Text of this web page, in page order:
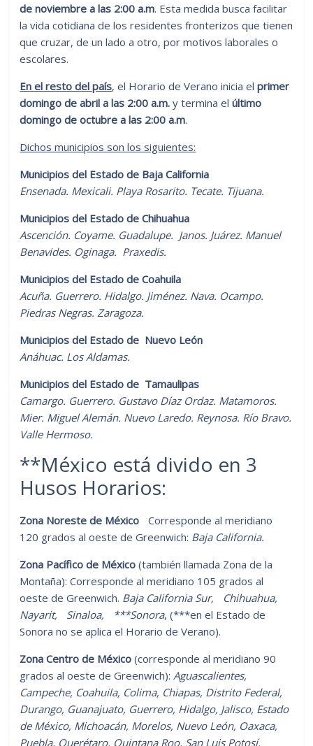
de noviembre a las 2:00 a.m. Esta medida busca facilitar
la vida cotidiana de los residentes fronterizos que tienen
que cruzar, de un lado a otro, por motivos laborales o
escolares.
En el resto del país, el Horario de Verano inicia elprimer
domingo de abril a las 2:00 a.m. y termina el último
domingo de octubre a las 2:00 a.m.
Dichos municipios son los siguientes:
Municipios del Estado de Baja California
Ensenada. Mexicali. Playa Rosarito. Tecate. Tijuana.
Municipios del Estado de Chihuahua
Ascención. Coyame. Guadalupe. Janos. Juárez. Manuel
Benavides. Oginaga. Praxedis.
Municipios del Estado de Coahuila
Acuña. Guerrero. Hidalgo. Jiménez. Nava. Ocampo.
Piedras Negras. Zaragoza.
Municipios del Estado de Nuevo León
Anáhuac. Los Aldamas.
Municipios del Estado de Tamaulipas
Camargo. Guerrero. Gustavo Díaz Ordaz. Matamoros.
Mier. Miguel Alemán. Nuevo Laredo. Reynosa. Río Bravo.
Valle Hermoso.
**México está divido en 3
Husos Horarios:
Zona Noreste de México Corresponde al meridiano
120 grados al oeste de Greenwich: Baja California.
Zona Pacífico de México (también llamada Zona de la
Montaña): Corresponde al meridiano 105 grados al
oeste de Greenwich. Baja California Sur, Chihuahua,
Nayarit, Sinaloa, ***Sonora, (***en el Estado de
Sonora no se aplica el Horario de Verano).
Zona Centro de México (corresponde al meridiano 90
grados al oeste de Greenwich): Aguascalientes,
Campeche, Coahuila, Colima, Chiapas, Distrito Federal,
Durango, Guanajuato, Guerrero, Hidalgo, Jalisco, Estado
de México, Michoacán, Morelos, Nuevo León, Oaxaca,
Puebla, Querétaro, Quintana Roo, San Luis Potosí,